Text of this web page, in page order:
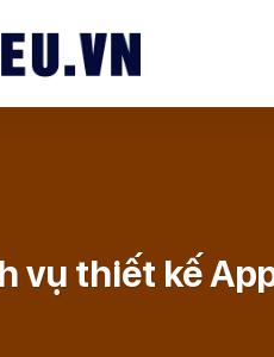
vụ thiết kế